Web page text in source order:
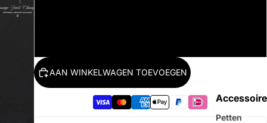
Petten
AAN WINKELWAGEN TOEVOEGEN